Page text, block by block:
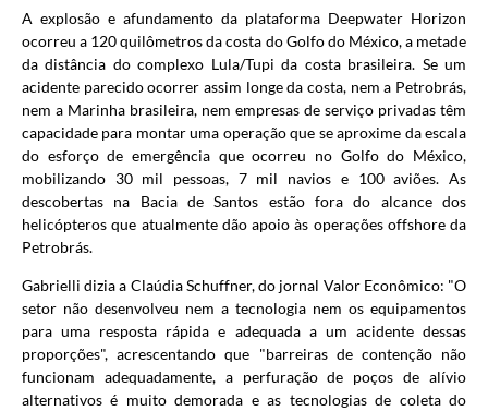
A explosão e afundamento da plataforma Deepwater Horizon
ocorreu a 120 quilômetros da costa do Golfo do México, a metade
da distância do complexo Lula/Tupi da costa brasileira. Se um
acidente parecido ocorrer assim longe da costa, nem a Petrobrás,
nem a Marinha brasileira, nem empresas de serviço privadas têm
capacidade para montar uma operação que se aproxime da escala
do esforço de emergência que ocorreu no Golfo do México,
mobilizando 30 mil pessoas, 7 mil navios e 100 aviões. As
descobertas na Bacia de Santos estão fora do alcance dos
helicópteros que atualmente dão apoio às operações offshore da
Petrobrás.
Gabrielli dizia a Claúdia Schuffner, do jornal Valor Econômico: "O
setor não desenvolveu nem a tecnologia nem os equipamentos
para uma resposta rápida e adequada a um acidente dessas
proporções", acrescentando que "barreiras de contenção não
funcionam adequadamente, a perfuração de poços de alívio
alternativos é muito demorada e as tecnologias de coleta do